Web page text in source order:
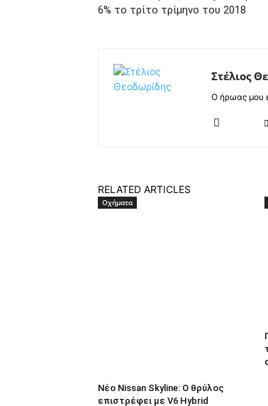
6% το τρίτο τρίμηνο του 2018
Στέλιος
Ο ήρωας μου
RELATED ARTICLES
Οχήματα
Νέο Nissan Skyline: Ο θρύλος
επιστρέφει με V6 Hybrid